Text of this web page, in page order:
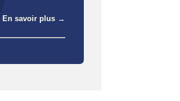
En savoir plus →